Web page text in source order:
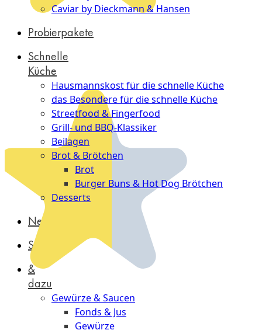
Caviar by Dieckmann & Hansen
Probierpakete
Schnelle
Küche
Hausmannskost für die schnelle Küche
das Besondere für die schnelle Küche
Streetfood & Fingerfood
Grill- und BBQ-Klassiker
Beilagen
Brot & Brötchen
Brot
Burger Buns & Hot Dog Brötchen
Desserts
Neu
Sale
&
dazu
Gewürze & Saucen
Fonds & Jus
Gewürze